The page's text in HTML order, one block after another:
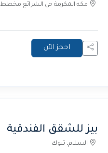
مكه المكرمة حي الشرائع مخطط 5 طريق الملك فيصل
احجز الآن
بيز للشقق الفندقية
السلام، تبوك